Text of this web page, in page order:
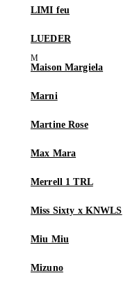
LIMI feu
LUEDER
Maison Margiela
Marni
Martine Rose
Max Mara
Merrell 1 TRL
Miss Sixty x KNWLS
Miu Miu
Mizuno